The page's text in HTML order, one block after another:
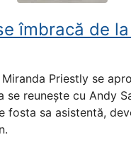
îmbracă de
Miranda Priestly se
se reunește cu Andy
fosta sa asistentă,